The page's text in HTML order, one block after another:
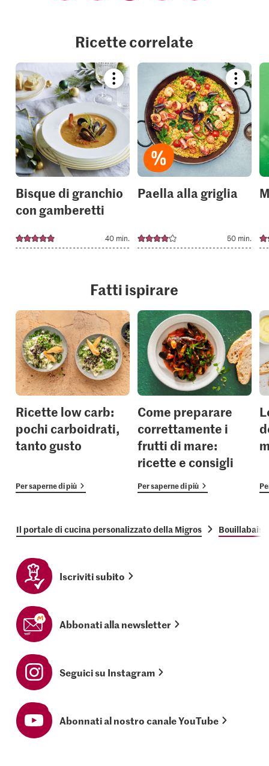
Ricette correlate
Bookmark
recipe
add
to
your
collections.
Bisque di granchio
con gamberetti
40 min.
recipe
or
add
it
to
your
Paella alla griglia
50 min.
Fatti ispirare
Ricette low carb:
pochi carboidrati,
tanto gusto
Per saperne di più
Come preparare
correttamente i
frutti di mare:
ricette e consigli
Per saperne di più
Il portale di cucina personalizzato della Migros
Iscriviti subito
Abbonati alla newsletter
Seguici su Instagram
Abonnati al nostro canale YouTube